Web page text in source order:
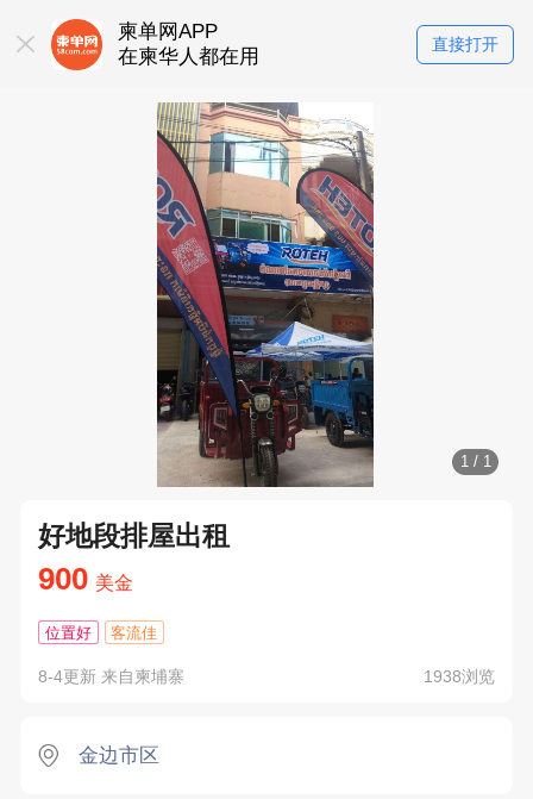
柬单网APP
在柬华人都在用
直接打开
1/ 1
好地段排屋出租
900 美金
位置好 客流佳
8-4更新 来自柬埔寨 1938浏览
金边市区